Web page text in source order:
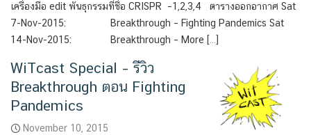
เครื่องมือ edit พันธุกรรมที่ชื่อ CRISPR –1,2,3,4 ตารางออกอากาศ Sat
7-Nov-2015: Breakthrough – Fighting Pandemics Sat
14-Nov-2015: Breakthrough – More […]
WiTcast Special – รีวิว
Breakthrough ตอน Fighting
Pandemics
November 10, 2015